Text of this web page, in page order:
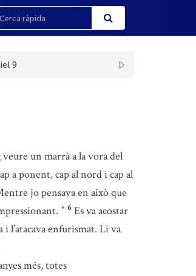
9
un marrà a la vora del
a ponent, cap al nord i cap al
jo pensava en això que
* 6 Es va acostar
i l’atacava enfurismat. Li va
més, totes